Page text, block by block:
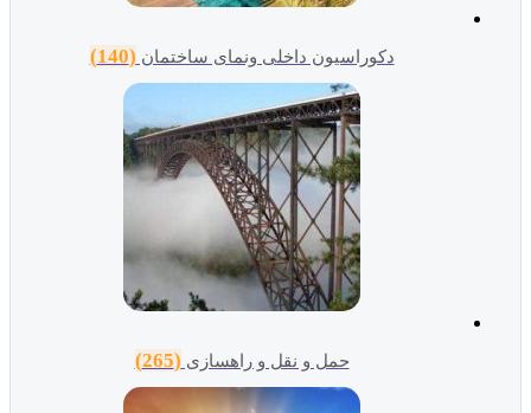
دکوراسیون داخلی ونمای ساختمان (140)
حمل و نقل و راهسازی (265)